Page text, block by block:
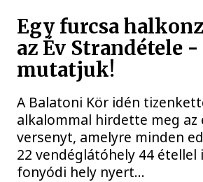
Egy furcsa
az Év Strandétele -
mutatjuk!
A Balatoni Kör idén
alkalommal hirdette meg az
versenyt, amelyre minden
22 vendéglátóhely 44 étellel
fonyódi hely nyert...